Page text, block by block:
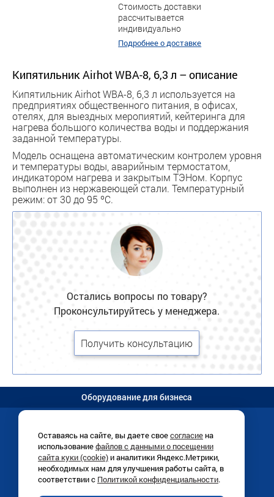
Оставаясь на сайте, вы даете своесогласиена
использованиефайлов с данными о посещении
сайта куки (cookie)и аналитики Яндекс.Метрики,
необходимых нам для улучшения работы сайта, в
соответствии с Политикой конфиденциальности.
Стоимость доставки
рассчитывается
индивидуально
Подробнее о доставке
Кипятильник Airhot WBA-8, 6,3 л – описание
Кипятильник Airhot WBA-8, 6,3 л используется на
предприятиях общественного питания, в офисах,
отелях, для выездных меропиятий, кейтеринга для
нагрева большого количества воды и поддержания
заданной температуры.
Модель оснащена автоматическим контролем уровня
и температуры воды, аварийным термостатом,
индикатором нагрева и закрытым ТЭНом. Корпус
выполнен из нержавеющей стали. Температурный
режим: от 30 до 95 ºС.
Остались вопросы по товару?
Проконсультируйтесь у менеджера.
Получить консультацию
Оборудование для бизнеса
Иркутск, Раб. Штаба, 1/8 (схема)
+7 (3952)780-760
ПН-ПТ 9:00-18:00